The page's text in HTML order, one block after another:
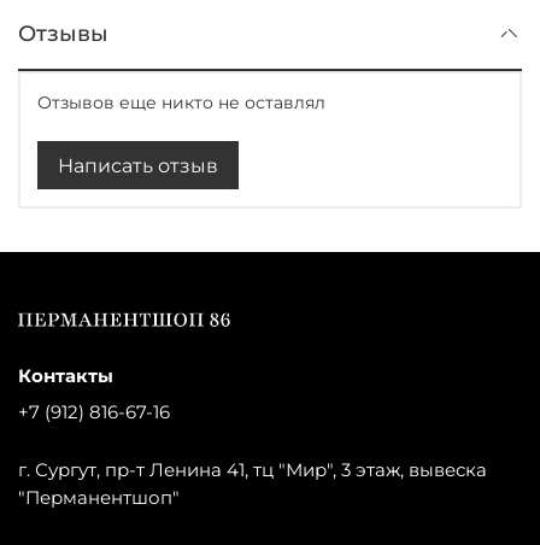
Отзывы
Отзывов еще никто не оставлял
Написать отзыв
Контакты
+7 (912) 816-67-16
г. Сургут, пр-т Ленина 41, тц "Мир", 3 этаж, вывеска
"Перманентшоп"